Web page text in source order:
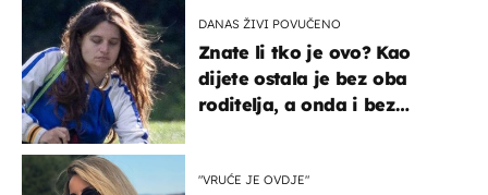
DANAS ŽIVI POVUČENO
Znate li tko je ovo? Kao
dijete ostala je bez oba
roditelja, a onda i bez
"VRUĆE JE OVDJE"